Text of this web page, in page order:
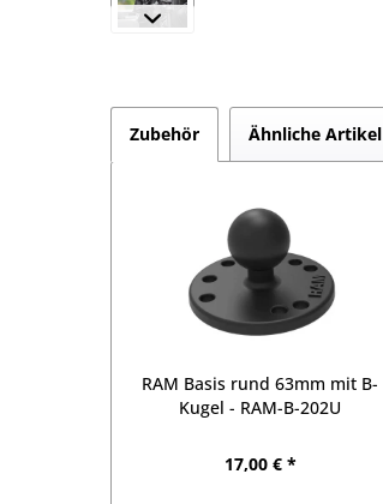
Zubehör Ähnliche Artikel
RAM Basis rund 63mm mit B-
Kugel - RAM-B-202U
17,00 € *